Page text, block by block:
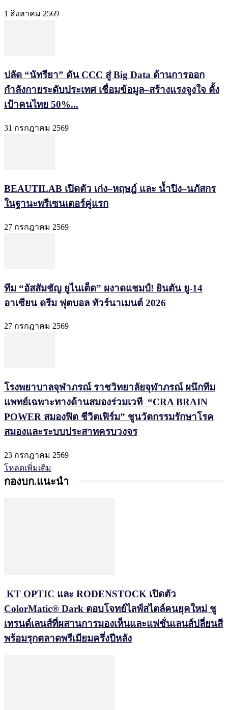
1 สิงหาคม 2569
ปลัด “นัทรียา” ดัน CCC สู่ Big Data ด้านการออก
กำลังกายระดับประเทศ เชื่อมข้อมูล–สร้างแรงจูงใจ ตั้ง
เป้าคนไทย 50%...
31 กรกฎาคม 2569
BEAUTILAB เปิดตัว เก่ง–หฤษฎ์ และ น้ำปิง–นภัสกร
ในฐานะพรีเซนเตอร์คู่แรก
27 กรกฎาคม 2569
ทีม “อัสสัมชัญ ยูไนเต็ด” ผงาดแชมป์! ยินตัน ยู-14
อาเซียน ดรีม ฟุตบอล ทัวร์นาเมนต์ 2026
27 กรกฎาคม 2569
โรงพยาบาลจุฬาภรณ์ ราชวิทยาลัยจุฬาภรณ์ ผนึกทีม
แพทย์เฉพาะทางด้านสมองร่วมเวที “CRA BRAIN
POWER สมองฟิต ชีวิตเฟิร์ม” ชูนวัตกรรมรักษาโรค
สมองและระบบประสาทครบวงจร
23 กรกฎาคม 2569
โหลดเพิ่มเติม
กองบก.แนะนำ
KT OPTIC และ RODENSTOCK เปิดตัว
ColorMatic® Dark ตอบโจทย์ไลฟ์สไตล์คนยุคใหม่ ชู
เทรนด์เลนส์ที่ผสานการมองเห็นและแฟชั่นเลนส์ปลี่ยนสี
พร้อมรุกตลาดพรีเมียมครึ่งปีหลัง